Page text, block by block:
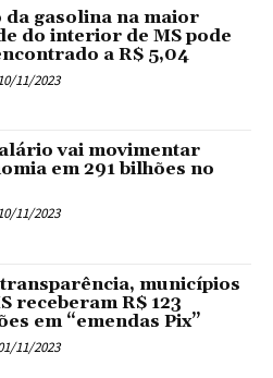
gasolina na maior
do interior de MS pode
a R$ 5,04
11/2023
vai movimentar
em 291 bilhões no
11/2023
transparência, municípios
receberam R$ 123
em “emendas Pix”
11/2023